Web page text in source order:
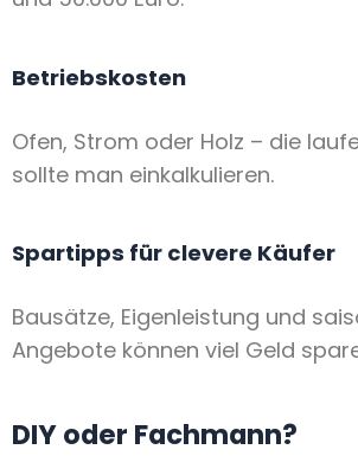
Betriebskosten
Ofen, Strom oder Holz – die
sollte man einkalkulieren.
Spartipps für clevere Käufer
Bausätze, Eigenleistung und
Angebote können viel Geld
DIY oder Fachmann?